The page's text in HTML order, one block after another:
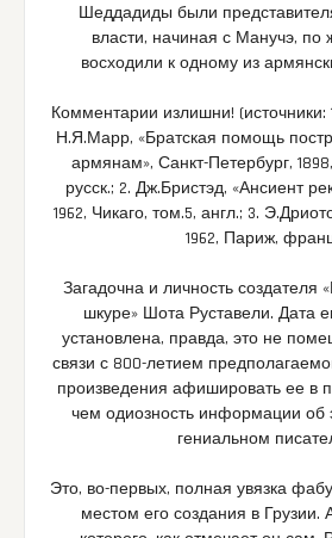
Шеддадиды были
власти, начиная с Манучэ, по
восходили к одному из
Комментарии излишни! (источники:
Н.Я.Марр, «Братская помощь
армянам», Санкт-Петербург,
русск.; 2. Дж.Бристэд, «Ансиент
1962, Чикаго, том.5, англ.; 3.
1962, Париж,
Загадочна и личность создателя
шкуре» Шота Руставели. Дата
установлена, правда, это не
связи с 800-летием
произведения афишировать ее в
чем одиозность информации об
гениальном
Это, во-первых, полная увязка
местом его создания в